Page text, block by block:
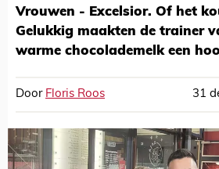
Vrouwen - Excelsior. Of het
Gelukkig maakten de trainer
warme chocolademelk een
Door Floris Roos 31